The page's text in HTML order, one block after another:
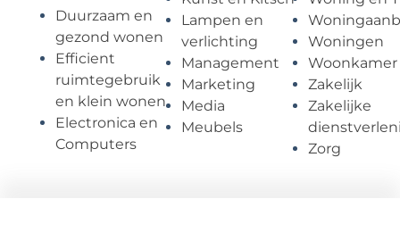
Duurzaam en
gezond wonen
Efficient
ruimtegebruik
en klein wonen
Electronica en
Computers
Lampen en
verlichting
Management
Marketing
Media
Meubels
Woningen
Woonkamer
Zakelijk
Zakelijke
Zorg